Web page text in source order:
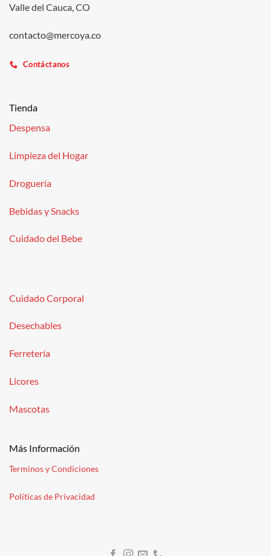
Valle del Cauca, CO
contacto@mercoya.co
Contáctanos
Tienda
Despensa
Limpieza del Hogar
Droguería
Bebidas y Snacks
Cuidado del Bebe
Cuidado Corporal
Desechables
Ferretería
Licores
Mascotas
Más Información
Terminos y Condiciones
Políticas de Privacidad